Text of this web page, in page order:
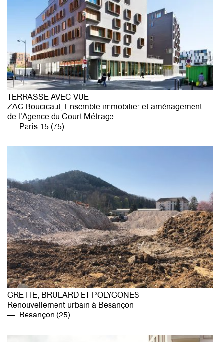
TERRASSE AVEC VUE
ZAC Boucicaut, Ensemble immobilier et aménagement
de l'Agence du Court Métrage
Paris 15 (75)
GRETTE, BRULARD ET POLYGONES
Renouvellement urbain à Besançon
Besançon (25)